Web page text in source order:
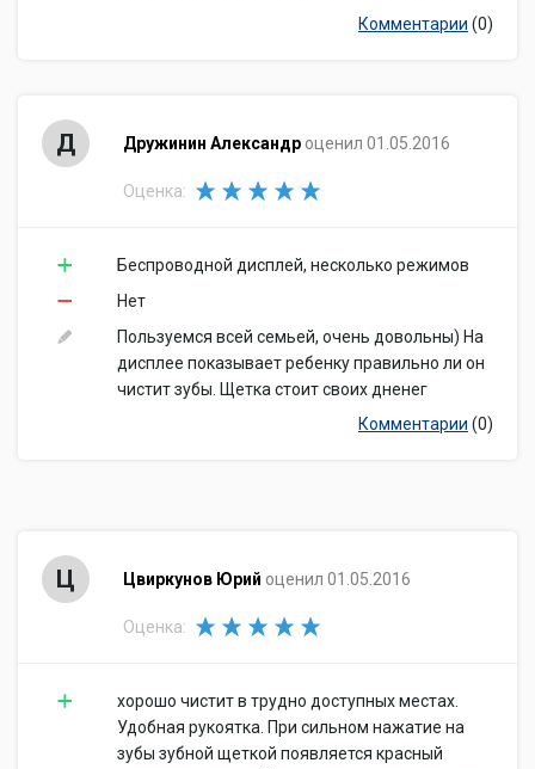
Комментарии (0)
Д Дружинин Александр оценил 01.05.2016
Оценка:
Беспроводной дисплей, несколько режимов
Нет
Пользуемся всей семьей, очень довольны) На
дисплее показывает ребенку правильно ли он
чистит зубы. Щетка стоит своих дненег
Комментарии (0)
Ц Цвиркунов Юрий оценил 01.05.2016
Оценка:
хорошо чистит в трудно доступных местах.
Удобная рукоятка. При сильном нажатие на
зубы зубной щеткой появляется красный